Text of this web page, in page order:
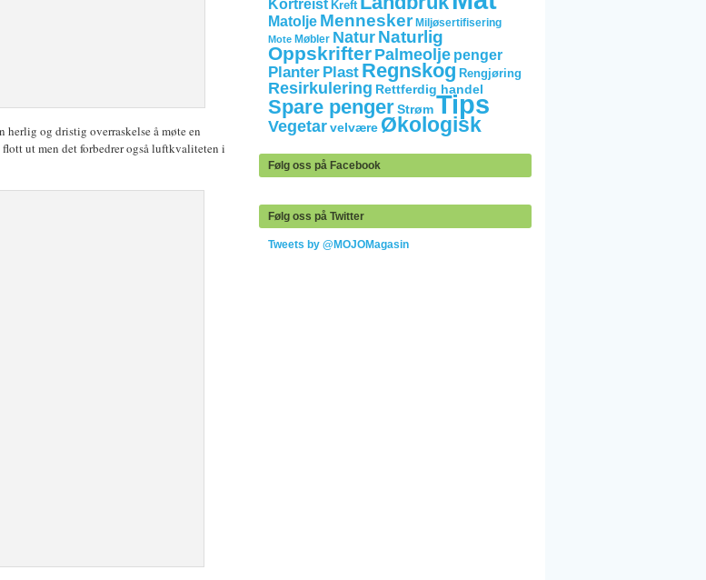
herlig og dristig overraskelse å møte en
ut men det forbedrer også luftkvaliteten i
Kortreist Kreft
Matolje Mennesker Miljøsertifisering
Mote Møbler Natur Naturlig
Oppskrifter Palmeolje penger
Planter Plast Regnskog Rengjøring
Resirkulering Rettferdig handel
Spare pengerStrømTips
Vegetar velvære Økologisk
Følg oss på Facebook
Følg oss på Twitter
Tweets by @MOJOMagasin